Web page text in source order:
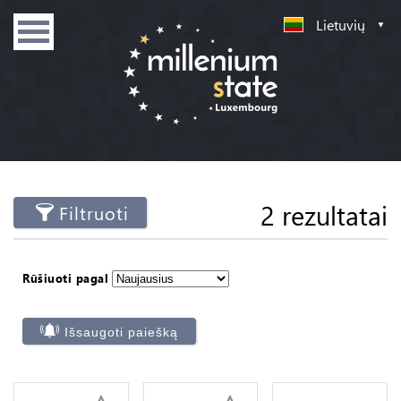
Lietuvių
Filtruoti 2 rezultatai
Rūšiuoti pagal
Išsaugoti paiešką